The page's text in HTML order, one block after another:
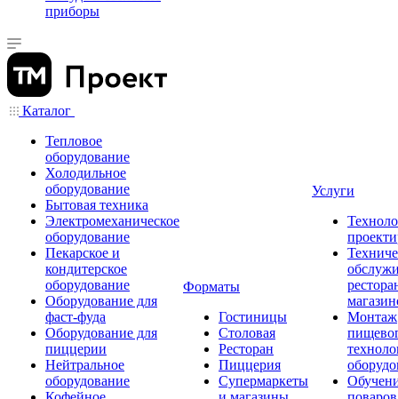
приборы
Каталог
Тепловое
оборудование
Холодильное
оборудование
Бытовая техника
Электромеханическое
оборудование
Пекарское и
кондитерское
оборудование
Оборудование для
фаст-фуда
Оборудование для
пиццерии
Нейтральное
оборудование
Форматы
Гостиницы
Столовая
Ресторан
Пиццерия
Супермаркеты
Услуги
Монтаж